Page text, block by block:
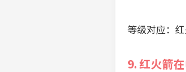
等级对应：
9. 红火箭